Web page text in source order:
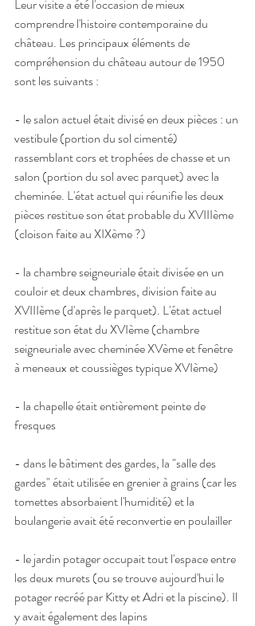
Leur visite a été l'occasion de mieux
comprendre l'histoire contemporaine du
château. Les principaux éléments de
compréhension du château autour de 1950
sont les suivants :
- le salon actuel était divisé en deux pièces : un
vestibule (portion du sol cimenté)
rassemblant cors et trophées de chasse et un
salon (portion du sol avec parquet) avec la
cheminée. L'état actuel qui réunifie les deux
pièces restitue son état probable du XVIIIème
(cloison faite au XIXème ?)
- la chambre seigneuriale était divisée en un
couloir et deux chambres, division faite au
XVIIIème (d'après le parquet). L'état actuel
restitue son état du XVIème (chambre
seigneuriale avec cheminée XVème et fenêtre
à meneaux et coussièges typique XVIème)
- la chapelle était entièrement peinte de
fresques
- dans le bâtiment des gardes, la "salle des
gardes" était utilisée en grenier à grains (car les
tomettes absorbaient l'humidité) et la
boulangerie avait été reconvertie en poulailler
- le jardin potager occupait tout l'espace entre
les deux murets (ou se trouve aujourd'hui le
potager recréé par Kitty et Adri et la piscine). Il
y avait également des lapins